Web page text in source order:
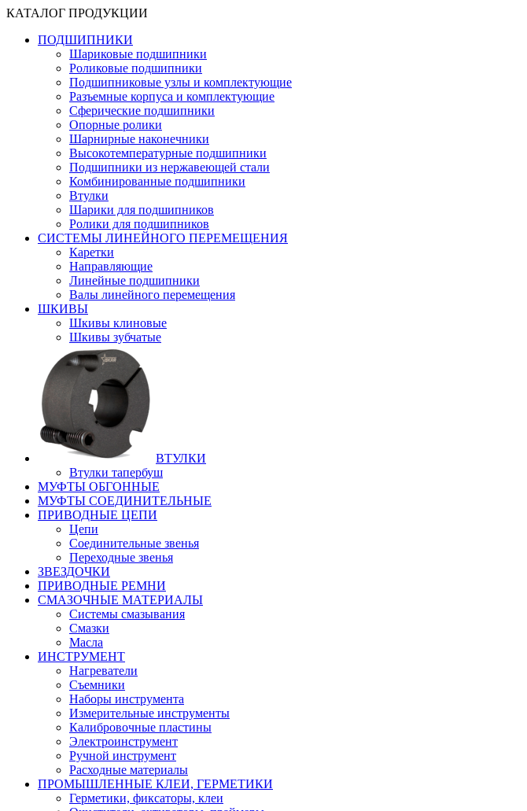
КАТАЛОГ ПРОДУКЦИИ
ПОДШИПНИКИ
Шариковые подшипники
Роликовые подшипники
Подшипниковые узлы и комплектующие
Разъемные корпуса и комплектующие
Сферические подшипники
Опорные ролики
Шарнирные наконечники
Высокотемпературные подшипники
Подшипники из нержавеющей стали
Комбинированные подшипники
Втулки
Шарики для подшипников
Ролики для подшипников
СИСТЕМЫ ЛИНЕЙНОГО ПЕРЕМЕЩЕНИЯ
Каретки
Направляющие
Линейные подшипники
Валы линейного перемещения
ШКИВЫ
Шкивы клиновые
Шкивы зубчатые
ВТУЛКИ
Втулки тапербуш
МУФТЫ ОБГОННЫЕ
МУФТЫ СОЕДИНИТЕЛЬНЫЕ
ПРИВОДНЫЕ ЦЕПИ
Цепи
Соединительные звенья
Переходные звенья
ЗВЕЗДОЧКИ
ПРИВОДНЫЕ РЕМНИ
СМАЗОЧНЫЕ МАТЕРИАЛЫ
Системы смазывания
Смазки
Масла
ИНСТРУМЕНТ
Нагреватели
Съемники
Наборы инструмента
Измерительные инструменты
Калибровочные пластины
Электроинструмент
Ручной инструмент
Расходные материалы
ПРОМЫШЛЕННЫЕ КЛЕИ, ГЕРМЕТИКИ
Герметики, фиксаторы, клеи